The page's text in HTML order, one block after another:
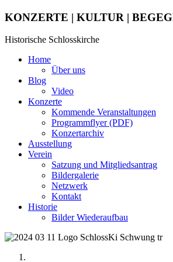
KONZERTE | KULTUR |
Historische Schlosskirche
Home
Über uns
Blog
Video
Konzerte
Kommende Veranstaltungen
Programmflyer (PDF)
Konzertarchiv
Ausstellung
Verein
Satzung und Mitgliedsantrag
Bildergalerie
Netzwerk
Kontakt
Historie
Bilder Wiederaufbau